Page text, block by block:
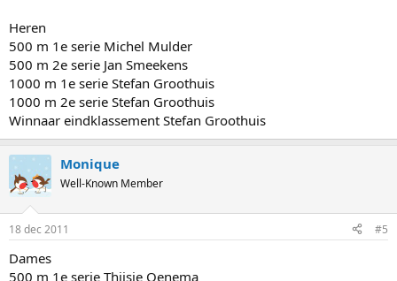
Heren
500 m 1e serie Michel Mulder
500 m 2e serie Jan Smeekens
1000 m 1e serie Stefan Groothuis
1000 m 2e serie Stefan Groothuis
Winnaar eindklassement Stefan Groothuis
Monique
Well-Known Member
18 dec 2011 #5
Dames
500 m 1e serie Thijsje Oenema